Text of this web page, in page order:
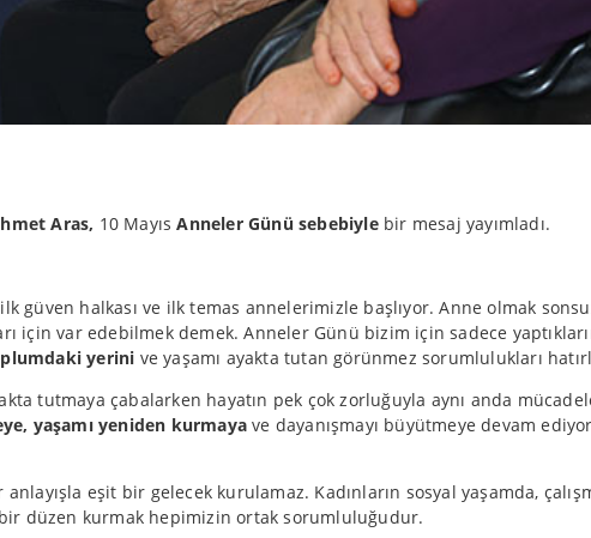
Aras, 10 MayısAnneler Günü sebebiylebir mesaj yayımladı.
güven halkası ve ilk temas annelerimizle başlıyor. Anne olmak
için var edebilmek demek. Anneler Günü bizim için sadece
yerini ve yaşamı ayakta tutan görünmez sorumlulukları
tutmaya çabalarken hayatın pek çok zorluğuyla aynı anda
yaşamı yeniden kurmaya ve dayanışmayı büyütmeye devam
anlayışla eşit bir gelecek kurulamaz. Kadınların sosyal yaşamda,
bir düzen kurmak hepimizin ortak sorumluluğudur.